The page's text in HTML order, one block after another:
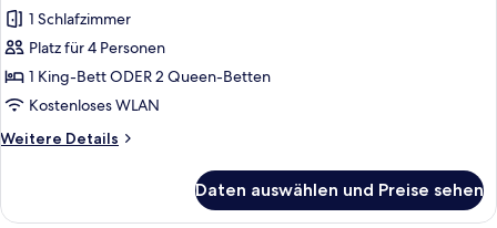
Meerblick
anzeigen
1 Schlafzimmer
Platz für 4 Personen
1 King-Bett ODER 2 Queen-Betten
Kostenloses WLAN
Weitere Details
Weitere
Meerblick
Daten auswählen und Preise sehen